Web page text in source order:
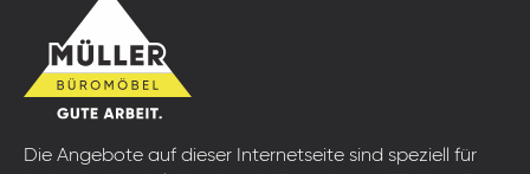
Die Angebote auf dieser Internetseite sind speziell für